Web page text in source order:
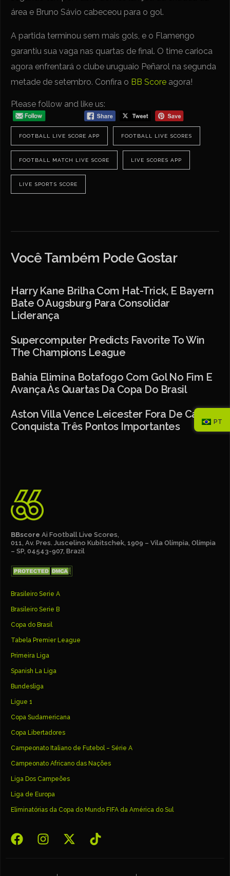
área e Bruno Sávio cabeceou para o gol.
A partida terminou sem mais gols, e o Flamengo
garantiu sua vaga nas quartas de final. O time carioca
agora enfrentará o clube uruguaio Peñarol na segunda
metade de setembro. Confira o BB Score agora!
Please follow and like us:
FOOTBALL LIVE SCORE APP FOOTBALL LIVE SCORES
FOOTBALL MATCH LIVE SCORE LIVE SCORES APP
LIVE SPORTS SCORE
Você Também Pode Gostar
Harry Kane Brilha Com Hat-Trick, E Bayern
Bate O Augsburg Para Consolidar
Liderança
Supercomputer Predicts Favorite To Win
The Champions League
Bahia Elimina Botafogo Com Gol No Fim E
Avança Às Quartas Da Copa Do Brasil
Aston Villa Vence Leicester Fora De Casa E
Conquista Três Pontos Importantes
BBscore Ai Football Live Scores,
011, Av. Pres. Juscelino Kubitschek, 1909 – Vila Olímpia, Olímpia
– SP, 04543-907, Brazil
Brasileiro Serie A
Brasileiro Serie B
Copa do Brasil
Tabela Premier League
Primeira Liga
Spanish La Liga
Bundesliga
Ligue 1
Copa Sudamericana
Copa Libertadores
Campeonato Italiano de Futebol – Série A
Campeonato Africano das Nações
Liga Dos Campeões
Liga de Europa
Eliminatórias da Copa do Mundo FIFA da América do Sul
PT